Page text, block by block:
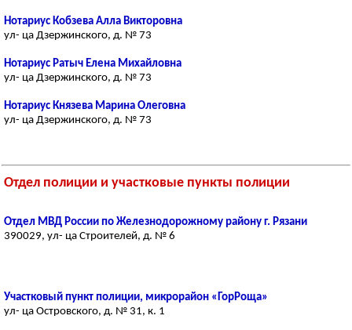
Нотариус Кобзева Алла Викторовна
ул- ца Дзержинского, д. № 73
Нотариус Ратыч Елена Михайловна
ул- ца Дзержинского, д. № 73
Нотариус Князева Марина Олеговна
ул- ца Дзержинского, д. № 73
Отдел полиции и участковые пункты полиции
Отдел МВД России по Железнодорожному району г. Рязани
390029, ул- ца Строителей, д. № 6
Участковый пункт полиции, микрорайон «ГорРоща»
ул- ца Островского, д. № 31, к. 1